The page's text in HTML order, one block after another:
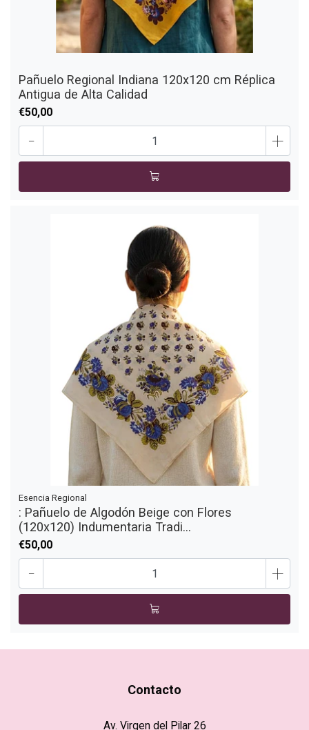
Pañuelo Regional Indiana 120x120 cm Réplica
Antigua de Alta Calidad
€50,00
- +
Esencia Regional
: Pañuelo de Algodón Beige con Flores
(120x120) Indumentaria Tradi...
€50,00
- +
Contacto
Av. Virgen del Pilar 26